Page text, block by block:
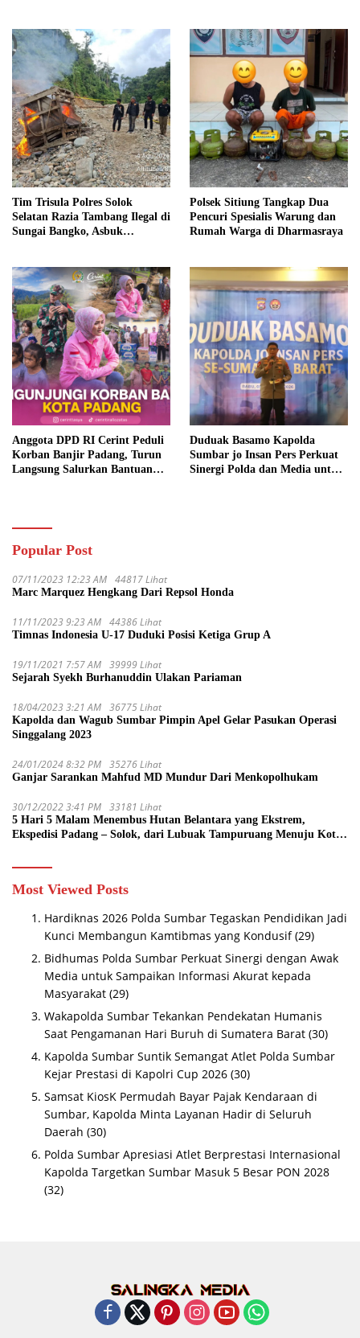
Tim Trisula Polres Solok
Selatan Razia Tambang Ilegal di
Sungai Bangko, Asbuk
Polsek Sitiung Tangkap Dua
Pencuri Spesialis Warung dan
Rumah Warga di Dharmasraya
Anggota DPD RI Cerint Peduli
Korban Banjir Padang, Turun
Langsung Salurkan Bantuan
Duduak Basamo Kapolda
Sumbar jo Insan Pers Perkuat
Sinergi Polda dan Media untuk
Popular Post
07/11/2023 12:23 AM 44817 Lihat
Marc Marquez Hengkang Dari Repsol Honda
11/11/2023 9:23 AM 44386 Lihat
Timnas Indonesia U-17 Duduki Posisi Ketiga Grup A
19/11/2021 7:57 AM 39999 Lihat
Sejarah Syekh Burhanuddin Ulakan Pariaman
18/04/2023 3:21 AM 36775 Lihat
Kapolda dan Wagub Sumbar Pimpin Apel Gelar Pasukan Operasi
Singgalang 2023
24/01/2024 8:32 PM 35276 Lihat
Ganjar Sarankan Mahfud MD Mundur Dari Menkopolhukam
30/12/2022 3:41 PM 33181 Lihat
5 Hari 5 Malam Menembus Hutan Belantara yang Ekstrem,
Ekspedisi Padang – Solok, dari Lubuak Tampuruang Menuju Koto
Most Viewed Posts
Hardiknas 2026 Polda Sumbar Tegaskan Pendidikan Jadi
Kunci Membangun Kamtibmas yang Kondusif (29)
Bidhumas Polda Sumbar Perkuat Sinergi dengan Awak
Media untuk Sampaikan Informasi Akurat kepada
Masyarakat (29)
Wakapolda Sumbar Tekankan Pendekatan Humanis
Saat Pengamanan Hari Buruh di Sumatera Barat (30)
Kapolda Sumbar Suntik Semangat Atlet Polda Sumbar
Kejar Prestasi di Kapolri Cup 2026 (30)
Samsat KiosK Permudah Bayar Pajak Kendaraan di
Sumbar, Kapolda Minta Layanan Hadir di Seluruh
Daerah (30)
Polda Sumbar Apresiasi Atlet Berprestasi Internasional
Kapolda Targetkan Sumbar Masuk 5 Besar PON 2028
(32)